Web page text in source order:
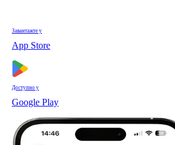
Завантажте у
App Store
Доступно у
Google Play